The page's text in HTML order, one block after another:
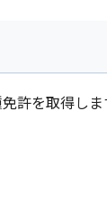
許を取得し